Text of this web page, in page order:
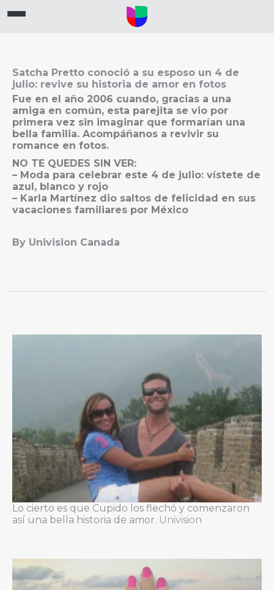
Satcha Pretto conoció a su esposo un 4 de
julio: revive su historia de amor en fotos
Fue en el año 2006 cuando, gracias a una
amiga en común, esta parejita se vio por
primera vez sin imaginar que formarían una
bella familia. Acompáñanos a revivir su
romance en fotos.
NO TE QUEDES SIN VER:
– Moda para celebrar este 4 de julio: vístete de
azul, blanco y rojo
– Karla Martínez dio saltos de felicidad en sus
vacaciones familiares por México
By Univision Canada
Lo cierto es que Cupido los flechó y comenzaron
así una bella historia de amor. Univision